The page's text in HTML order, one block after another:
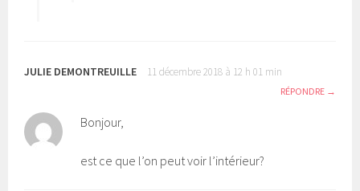
JULIE DEMONTREUILLE 11 décembre 2018 à 12 h 01 min
RÉPONDRE
Bonjour,
est ce que l’on peut voir l’intérieur?